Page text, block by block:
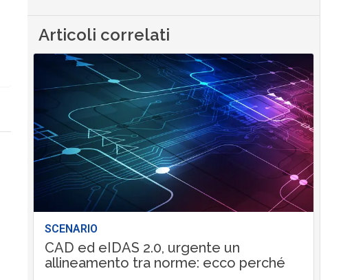
Articoli correlati
SCENARIO
CAD ed eIDAS 2.0, urgente un
allineamento tra norme: ecco perché